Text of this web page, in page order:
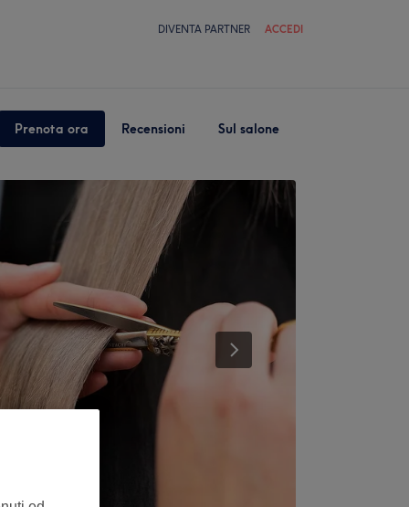
DIVENTA PARTNER ACCEDI
Prenota ora Recensioni Sul salone